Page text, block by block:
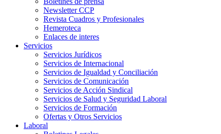
Newsletter CCP
Revista Cuadros y Profesionales
Hemeroteca
Enlaces de interes
Servicios
Servicios Jurídicos
Servicios de Internacional
Servicios de Igualdad y Conciliación
Servicios de Comunicación
Servicios de Acción Sindical
Servicios de Salud y Seguridad Laboral
Servicios de Formación
Ofertas y Otros Servicios
Laboral